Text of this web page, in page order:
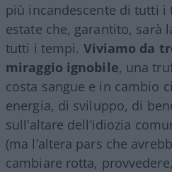
più incandescente di tutti i
estate che, garantito, sarà
tutti i tempi. Viviamo da
miraggio ignobile, una
costa sangue e in cambio
energia, di sviluppo, di
sull’altare dell’idiozia
(ma l’altera pars che
cambiare rotta,